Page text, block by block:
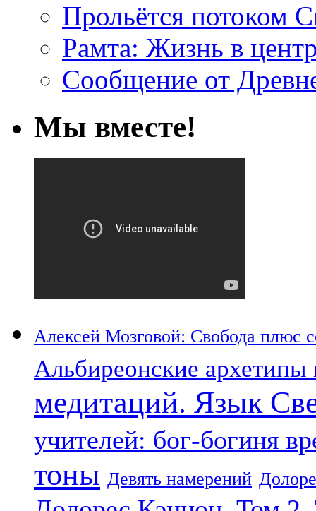
Прольётся потоком
Рамта: Жизнь в
Сообщение от
Мы вместе!
Алексей Мозговой: Свобода плюс
Альбиреонские
медитаций. Язык
учителей: бог-богиня
тоны Девять намерений